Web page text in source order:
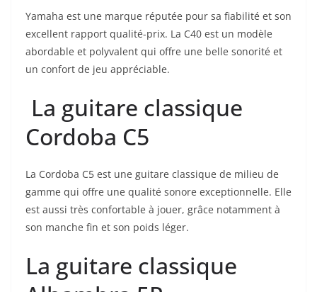
Yamaha est une marque réputée ‍pour sa fiabilité et son​
excellent rapport qualité-prix. La C40 ⁣est ‍un modèle
abordable et polyvalent qui offre une belle ‌sonorité et
⁣un confort⁢ de​ jeu appréciable.
⁤ La guitare classique
Cordoba C5
La Cordoba C5 est une guitare classique de milieu de
gamme qui offre une qualité sonore exceptionnelle. ​Elle
est aussi très confortable à ‌jouer, grâce notamment à
son manche fin et son poids léger.
La guitare classique